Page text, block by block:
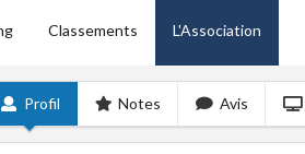
Classements L'Association
Profil Notes Avis